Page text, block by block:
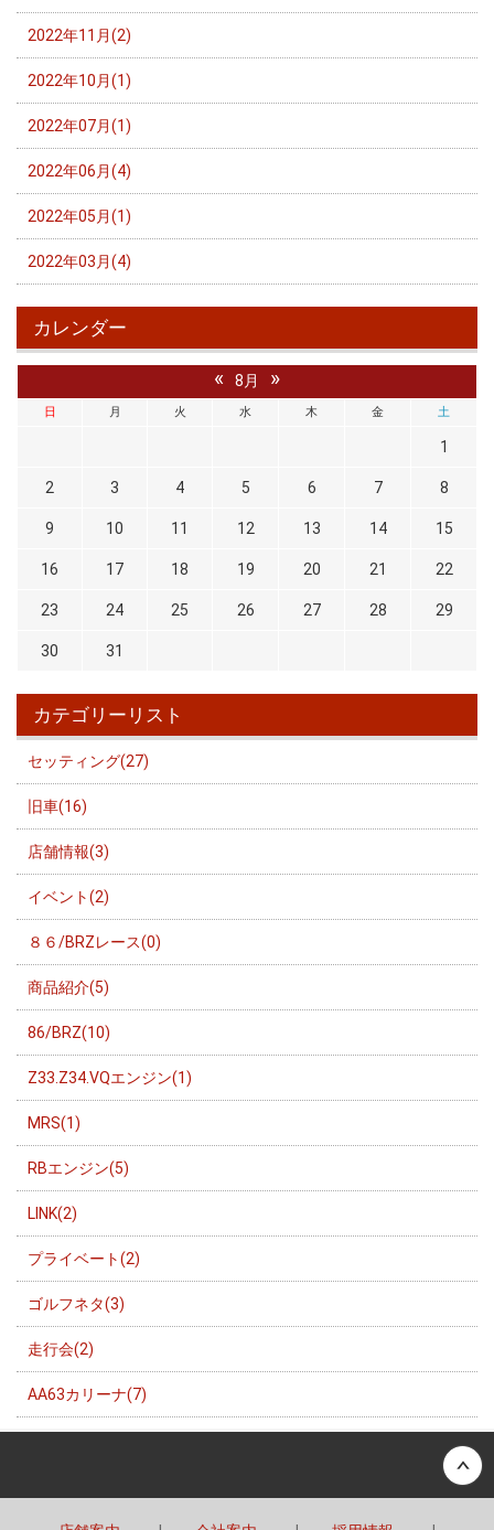
2022年11月(2)
2022年10月(1)
2022年07月(1)
2022年06月(4)
2022年05月(1)
2022年03月(4)
カレンダー
« 8月 »
日 月 火 水 木 金 土
1
2 3 4 5 6 7 8
9 10 11 12 13 14 15
16 17 18 19 20 21 22
23 24 25 26 27 28 29
30 31
カテゴリーリスト
セッティング(27)
旧車(16)
店舗情報(3)
イベント(2)
８６/BRZレース(0)
商品紹介(5)
86/BRZ(10)
Z33.Z34.VQエンジン(1)
MRS(1)
RBエンジン(5)
LINK(2)
プライベート(2)
ゴルフネタ(3)
走行会(2)
AA63カリーナ(7)